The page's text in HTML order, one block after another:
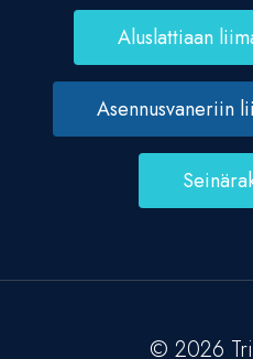
Aluslattiaan
Asennusvaneriin
© 2026